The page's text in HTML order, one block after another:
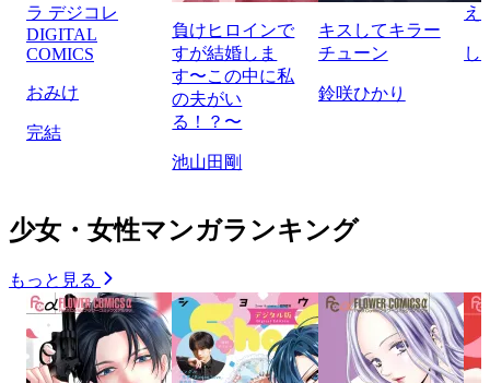
ラ デジコレ
DIGITAL
COMICS
おみけ
完結
負けヒロインで
すが結婚しま
す〜この中に私
の夫がい
る！？〜
池山田剛
キスしてキラー
チューン
鈴咲ひかり
え
し
少女・女性マンガランキング
もっと見る